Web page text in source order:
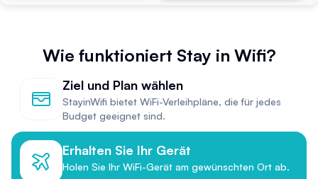
Wie funktioniert Stay in Wifi?
Ziel und Plan wählen
StayinWifi bietet WiFi-Verleihpläne, die für jedes
Budget geeignet sind.
Erhalten Sie Ihr Gerät
Holen Sie Ihr WiFi-Gerät am gewünschten Ort ab.